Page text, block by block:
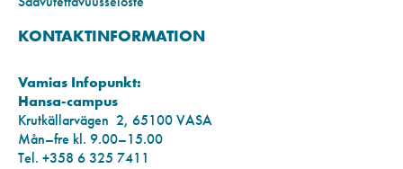
KONTAKTINFORMATION
Vamias Infopunkt:
Hansa-campus
Krutkällarvägen 2, 65100 VASA
Mån–fre kl. 9.00–15.00
Tel. +358 6 325 7411